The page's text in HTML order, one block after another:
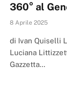
360° al
8 Aprile 2025
di Ivan Quiselli
Luciana
Gazzetta…